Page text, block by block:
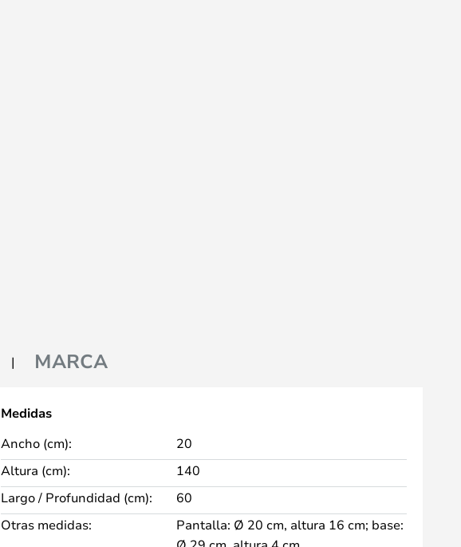
MARCA
Medidas
Ancho (cm):
20
Altura (cm):
140
Largo / Profundidad (cm):
60
Otras medidas:
Pantalla: Ø 20 cm, altura 16 cm; base: